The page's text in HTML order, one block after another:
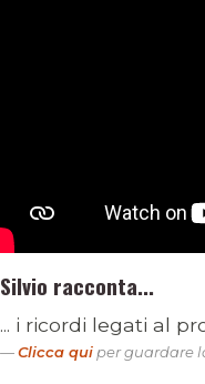
Silvio racconta...
... i ricordi legati al
Clicca qui per guardare